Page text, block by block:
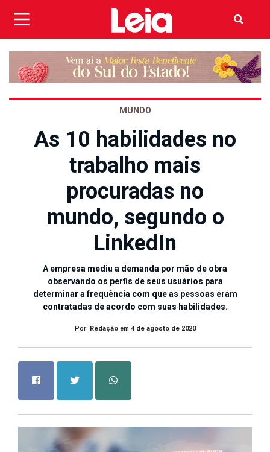
MUNDO
As 10 habilidades no
trabalho mais
procuradas no
mundo, segundo o
LinkedIn
A empresa mediu a demanda por mão de obra
observando os perfis de seus usuários para
determinar a frequência com que as pessoas eram
contratadas de acordo com suas habilidades.
Por: Redaçãoem 4 de agosto de 2020